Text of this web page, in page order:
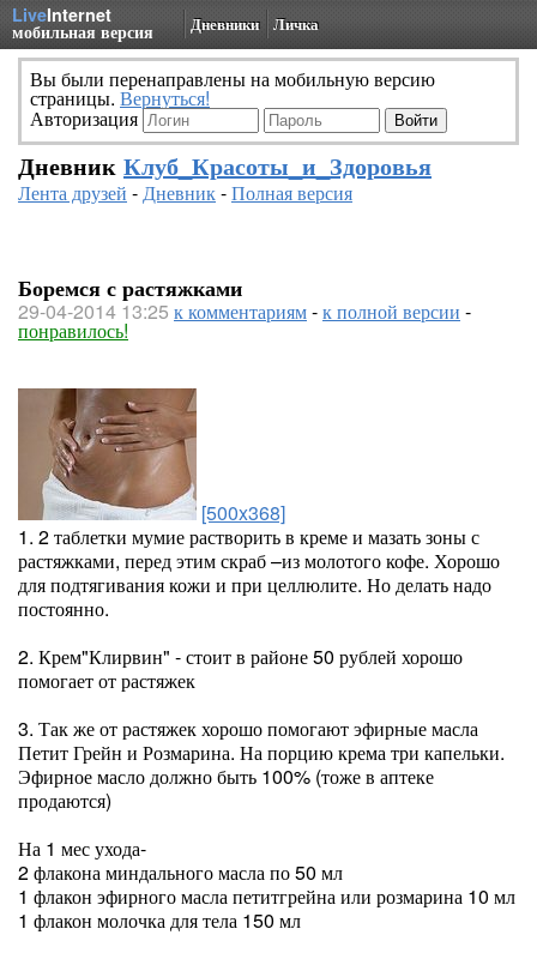
LiveInternet
мобильная версия Дневники Личка
Вы были перенаправлены на мобильную версию
страницы. Вернуться!
Авторизация
Дневник Клуб_Красоты_и_Здоровья
Лента друзей -Дневник-Полная версия
Боремся с растяжками
29-04-2014 13:25 к комментариям-к полной версии -
понравилось!
[500x368]
1. 2 таблетки мумие растворить в креме и мазать зоны с
растяжками, перед этим скраб –из молотого кофе. Хорошо
для подтягивания кожи и при целлюлите. Но делать надо
постоянно.
2. Крем"Клирвин" - стоит в районе 50 рублей хорошо
помогает от растяжек
3. Так же от растяжек хорошо помогают эфирные масла
Петит Грейн и Розмарина. На порцию крема три капельки.
Эфирное масло должно быть 100% (тоже в аптеке
продаются)
На 1 мес ухода-
2 флакона миндального масла по 50 мл
1 флакон эфирного масла петитгрейна или розмарина 10 мл
1 флакон молочка для тела 150 мл